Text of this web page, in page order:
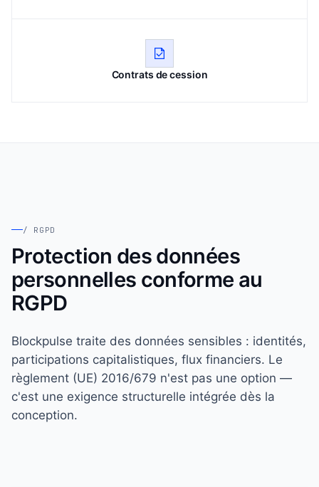
Contrats de cession
/ RGPD
Protection des données
personnelles conforme au
RGPD
Blockpulse traite des données sensibles : identités,
participations capitalistiques, flux financiers. Le
règlement (UE) 2016/679 n'est pas une option —
c'est une exigence structurelle intégrée dès la
conception.